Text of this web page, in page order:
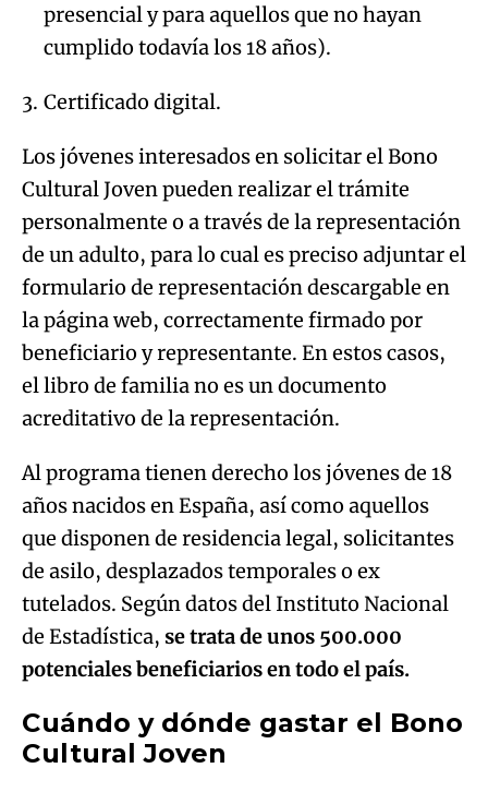
presencial y para aquellos que no hayan
cumplido todavía los 18 años).
Certificado digital.
Los jóvenes interesados en solicitar el Bono
Cultural Joven pueden realizar el trámite
personalmente o a través de la representación
de un adulto, para lo cual es preciso adjuntar el
formulario de representación descargable en
la página web, correctamente firmado por
beneficiario y representante. En estos casos,
el libro de familia no es un documento
acreditativo de la representación.
Al programa tienen derecho los jóvenes de 18
años nacidos en España, así como aquellos
que disponen de residencia legal, solicitantes
de asilo, desplazados temporales o ex
tutelados. Según datos del Instituto Nacional
de Estadística, se trata de unos 500.000
potenciales beneficiarios en todo el país.
Cuándo y dónde gastar el Bono
Cultural Joven